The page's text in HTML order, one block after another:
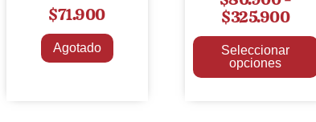
$71.900
Agotado
$325.900
Seleccionar
opciones